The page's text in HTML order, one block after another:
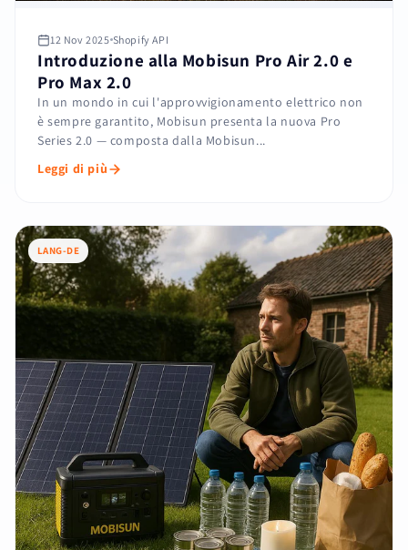
12 Nov 2025 Shopify API
Introduzione alla Mobisun Pro Air 2.0 e
Pro Max 2.0
In un mondo in cui l'approvvigionamento elettrico non
è sempre garantito, Mobisun presenta la nuova Pro
Series 2.0 — composta dalla Mobisun...
Leggi di più
LANG-DE